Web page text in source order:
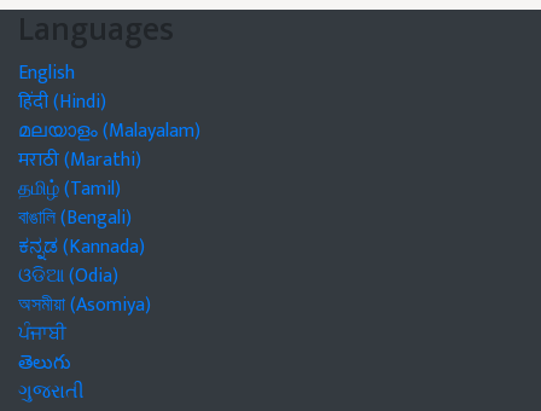
Languages
English
हिंदी (Hindi)
മലയാളം (Malayalam)
मराठी (Marathi)
தமிழ் (Tamil)
বাঙালি (Bengali)
ಕನ್ನಡ (Kannada)
ଓଡିଆ (Odia)
অসমীয়া (Asomiya)
ਪੰਜਾਬੀ
తెలుగు
ગુજરાતી